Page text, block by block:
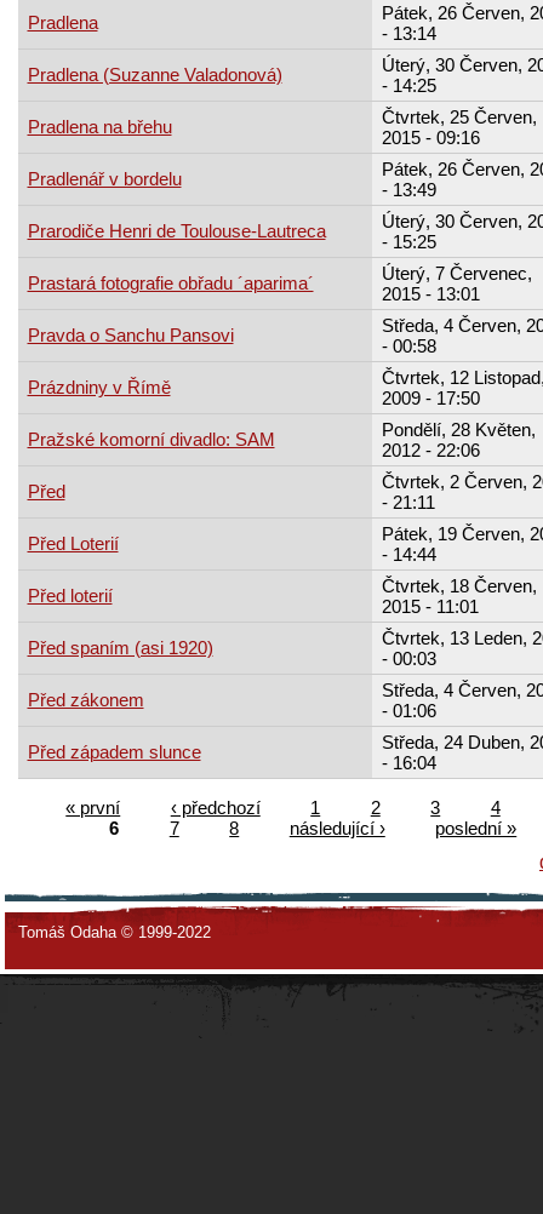
Pradlena
Pátek, 26 Červen,
- 13:14
Pradlena (Suzanne Valadonová)
Úterý, 30 Červen,
- 14:25
Pradlena na břehu
Čtvrtek, 25 Červen,
2015 - 09:16
Pradlenář v bordelu
Pátek, 26 Červen,
- 13:49
Prarodiče Henri de Toulouse-Lautreca
Úterý, 30 Červen,
- 15:25
Prastará fotografie obřadu ´aparima´
Úterý, 7 Červenec,
2015 - 13:01
Pravda o Sanchu Pansovi
Středa, 4 Červen,
- 00:58
Prázdniny v Římě
Čtvrtek, 12
2009 - 17:50
Pražské komorní divadlo: SAM
Pondělí, 28 Květen,
2012 - 22:06
Před
Čtvrtek, 2 Červen,
- 21:11
Před Loterií
Pátek, 19 Červen,
- 14:44
Před loterií
Čtvrtek, 18 Červen,
2015 - 11:01
Před spaním (asi 1920)
Čtvrtek, 13 Leden,
- 00:03
Před zákonem
Středa, 4 Červen,
- 01:06
Před západem slunce
Středa, 24 Duben,
- 16:04
« první ‹ předchozí 1 2 3
4
6
7 8 následující ›
poslední »
Tomáš Odaha © 1999-2022